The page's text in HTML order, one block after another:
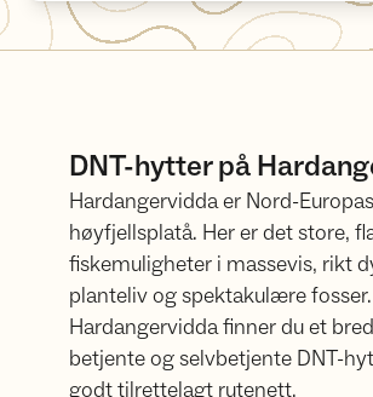
DNT-hytter på
Hardangervidda er Nord-
høyfjellsplatå. Her er det store,
fiskemuligheter i massevis, rikt
planteliv og spektakulære
Hardangervidda finner du et
betjente og selvbetjente DNT-
godt tilrettelagt rutenett.